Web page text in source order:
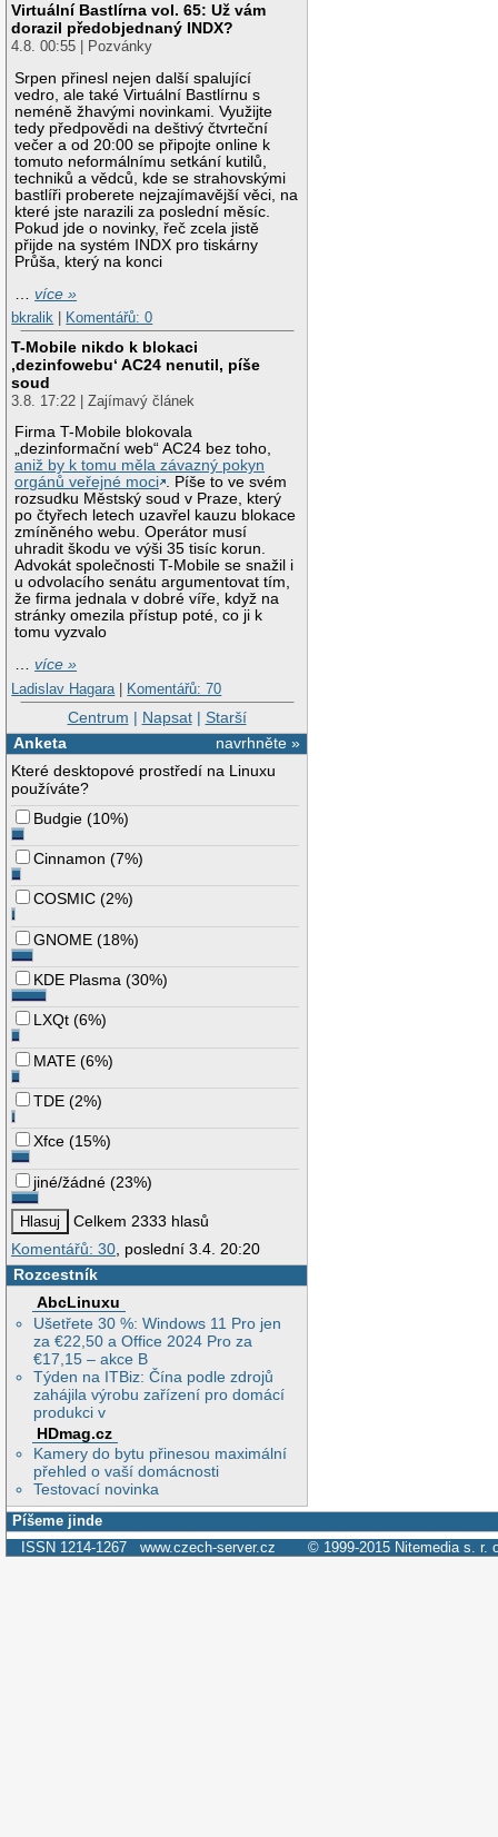
Virtuální Bastlírna vol. 65: Už vám
dorazil předobjednaný INDX?
4.8. 00:55 | Pozvánky
Srpen přinesl nejen další spalující
vedro, ale také Virtuální Bastlírnu s
neméně žhavými novinkami. Využijte
tedy předpovědi na deštivý čtvrteční
večer a od 20:00 se připojte online k
tomuto neformálnímu setkání kutilů,
techniků a vědců, kde se strahovskými
bastlíři proberete nejzajímavější věci, na
které jste narazili za poslední měsíc.
Pokud jde o novinky, řeč zcela jistě
přijde na systém INDX pro tiskárny
Průša, který na konci
…více »
bkralik
Komentářů: 0
T-Mobile nikdo k blokaci
‚dezinfowebu‘ AC24 nenutil, píše
soud
3.8. 17:22 | Zajímavý článek
Firma T-Mobile blokovala
„dezinformační web“ AC24 bez toho,
aniž by k tomu měla závazný pokyn
orgánů veřejné moci . Píše to ve svém
rozsudku Městský soud v Praze, který
po čtyřech letech uzavřel kauzu blokace
zmíněného webu. Operátor musí
uhradit škodu ve výši 35 tisíc korun.
Advokát společnosti T-Mobile se snažil i
u odvolacího senátu argumentovat tím,
že firma jednala v dobré víře, když na
stránky omezila přístup poté, co ji k
tomu vyzvalo
…více »
Ladislav Hagara | Komentářů: 70
Centrum | Napsat| Starší
navrhněte »
Anketa
Které desktopové prostředí na Linuxu
používáte?
Budgie (10%)
Cinnamon (7%)
COSMIC (2%)
GNOME (18%)
KDE Plasma (30%)
LXQt (6%)
MATE (6%)
TDE (2%)
Xfce (15%)
jiné/žádné (23%)
Celkem 2333 hlasů
Komentářů: 30, poslední 3.4. 20:20
Rozcestník
AbcLinuxu
Ušetřete 30 %: Windows 11 Pro jen
za €22,50 a Office 2024 Pro za
€17,15 – akce B
Týden na ITBiz: Čína podle zdrojů
zahájila výrobu zařízení pro domácí
produkci v
HDmag.cz
Kamery do bytu přinesou maximální
přehled o vaší domácnosti
Testovací novinka
Píšeme jinde
ISSN 1214-1267 www.czech-server.cz © 1999-2015 Nitemedia s. r.